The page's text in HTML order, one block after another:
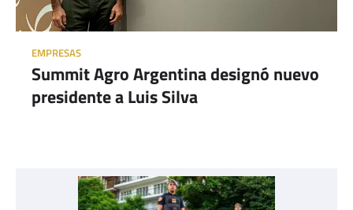
EMPRESAS
Summit Agro Argentina designó nuevo
presidente a Luis Silva